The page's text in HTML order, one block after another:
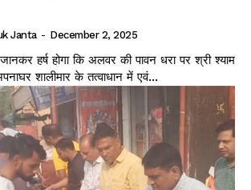
Janta - December 2, 2025
हर्ष होगा कि अलवर की पावन धरा पर श्री श्याम
शालीमार के तत्वाधान में एवं...